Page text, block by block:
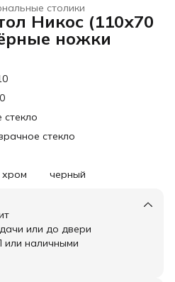
столики
Никос (110х70
ножки
стекло
хром черный
или до двери
наличными